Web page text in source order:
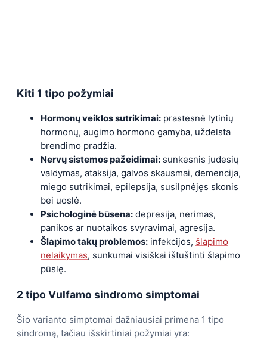
Kiti 1 tipo požymiai
Hormonų veiklos sutrikimai: prastesnė lytinių
hormonų, augimo hormono gamyba, uždelsta
brendimo pradžia.
Nervų sistemos pažeidimai: sunkesnis judesių
valdymas, ataksija, galvos skausmai, demencija,
miego sutrikimai, epilepsija, susilpnėjęs skonis
bei uoslė.
Psichologinė būsena: depresija, nerimas,
panikos ar nuotaikos svyravimai, agresija.
Šlapimo takų problemos: infekcijos, šlapimo
nelaikymas, sunkumai visiškai ištuštinti šlapimo
pūslę.
2 tipo Vulfamo sindromo simptomai
Šio varianto simptomai dažniausiai primena 1 tipo
sindromą, tačiau išskirtiniai požymiai yra: